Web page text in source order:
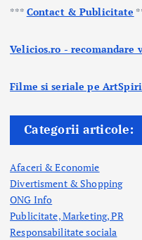
*** Contact & Publicitate
Velicios.ro - recomandare
Filme si seriale pe
Categorii articole:
Afaceri & Economie
Divertisment & Shopping
ONG Info
Publicitate, Marketing, PR
Responsabilitate sociala